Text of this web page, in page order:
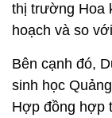
thị trường Hoa
hoạch và so
Bên cạnh đó,
sinh học
Hợp đồng hợp